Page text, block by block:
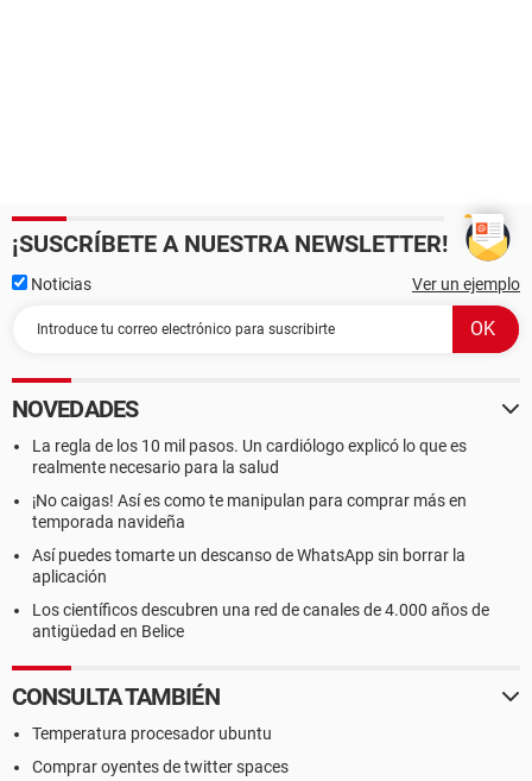
¡SUSCRÍBETE A NUESTRA NEWSLETTER!
Noticias Ver un ejemplo
NOVEDADES
La regla de los 10 mil pasos. Un cardiólogo explicó lo que es
realmente necesario para la salud
¡No caigas! Así es como te manipulan para comprar más en
temporada navideña
Así puedes tomarte un descanso de WhatsApp sin borrar la
aplicación
Los científicos descubren una red de canales de 4.000 años de
antigüedad en Belice
CONSULTA TAMBIÉN
Temperatura procesador ubuntu
Comprar oyentes de twitter spaces